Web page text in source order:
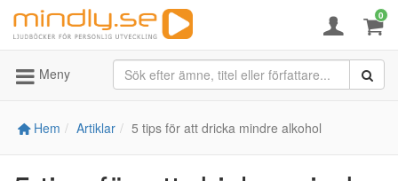
0
Meny
Hem Artiklar 5 tips för att dricka mindre alkohol